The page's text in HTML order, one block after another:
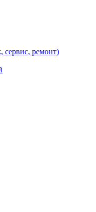
сервис, ремонт)